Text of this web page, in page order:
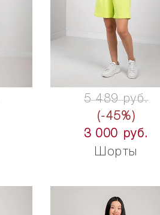
5 489 руб.
(-45%)
3 000 руб.
Шорты